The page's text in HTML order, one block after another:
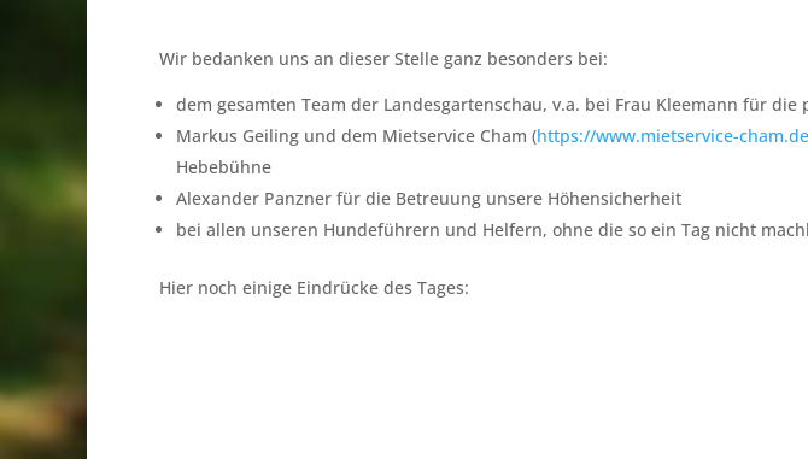
Wir bedanken uns an dieser Stelle ganz besonders bei:
dem gesamten Team der Landesgartenschau, v.a. bei Frau Kleemann für
Markus Geiling und dem Mietservice Cham (https://www.mietservice-
Hebebühne
Alexander Panzner für die Betreuung unsere Höhensicherheit
bei allen unseren Hundeführern und Helfern, ohne die so ein Tag nicht
Hier noch einige Eindrücke des Tages: